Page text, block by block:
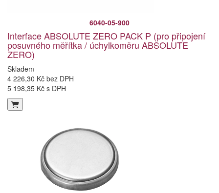
6040-05-900
Interface ABSOLUTE ZERO PACK P (pro připojení
posuvného měřítka / úchylkoměru ABSOLUTE
ZERO)
Skladem
4 226,30 Kč bez DPH
5 198,35 Kč s DPH